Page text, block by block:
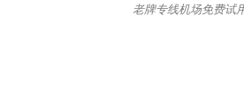
老牌专线机场免费试